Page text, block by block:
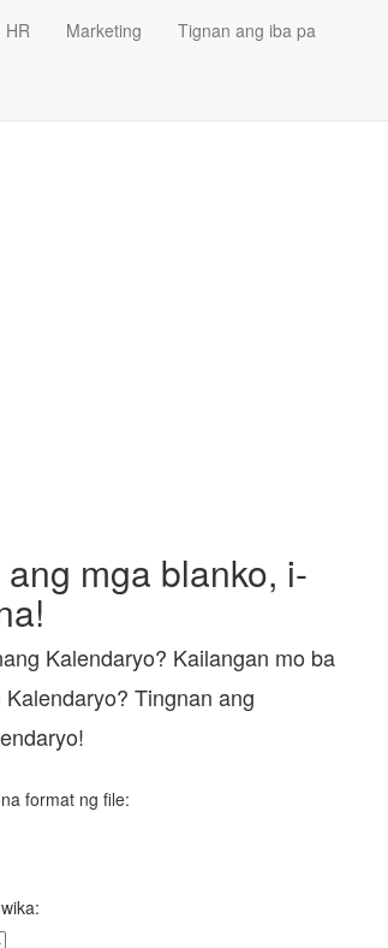
HR Marketing Tignan ang iba pa
mga blanko, i-
Kalendaryo? Kailangan mo ba
Tingnan ang
format ng file: